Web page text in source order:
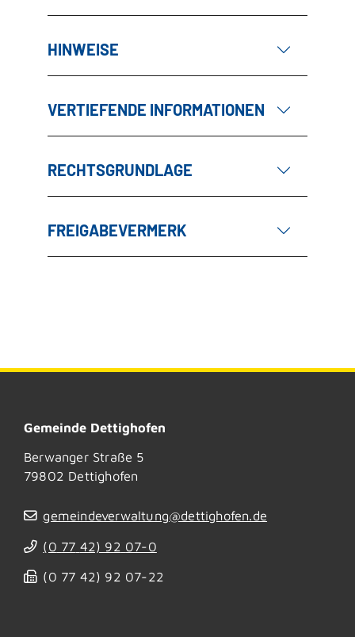
HINWEISE
VERTIEFENDE INFORMATIONEN
RECHTSGRUNDLAGE
FREIGABEVERMERK
Gemeinde Dettighofen
Berwanger Straße 5
79802 Dettighofen
gemeindeverwaltung@dettighofen.de
(0 77 42) 92 07-0
(0 77 42) 92 07-22